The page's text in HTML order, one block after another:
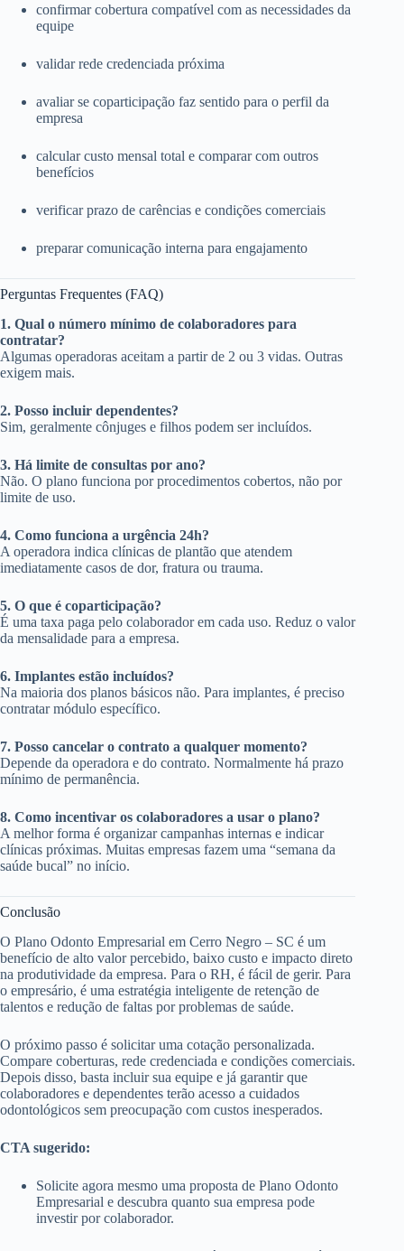
confirmar cobertura compatível com as necessidades da
equipe
validar rede credenciada próxima
avaliar se coparticipação faz sentido para o perfil da
empresa
calcular custo mensal total e comparar com outros
benefícios
verificar prazo de carências e condições comerciais
preparar comunicação interna para engajamento
Perguntas Frequentes (FAQ)
1. Qual o número mínimo de colaboradores para
contratar?
Algumas operadoras aceitam a partir de 2 ou 3 vidas. Outras
exigem mais.
2. Posso incluir dependentes?
Sim, geralmente cônjuges e filhos podem ser incluídos.
3. Há limite de consultas por ano?
Não. O plano funciona por procedimentos cobertos, não por
limite de uso.
4. Como funciona a urgência 24h?
A operadora indica clínicas de plantão que atendem
imediatamente casos de dor, fratura ou trauma.
5. O que é coparticipação?
É uma taxa paga pelo colaborador em cada uso. Reduz o valor
da mensalidade para a empresa.
6. Implantes estão incluídos?
Na maioria dos planos básicos não. Para implantes, é preciso
contratar módulo específico.
7. Posso cancelar o contrato a qualquer momento?
Depende da operadora e do contrato. Normalmente há prazo
mínimo de permanência.
8. Como incentivar os colaboradores a usar o plano?
A melhor forma é organizar campanhas internas e indicar
clínicas próximas. Muitas empresas fazem uma “semana da
saúde bucal” no início.
Conclusão
O Plano Odonto Empresarial em Cerro Negro – SC é um
benefício de alto valor percebido, baixo custo e impacto direto
na produtividade da empresa. Para o RH, é fácil de gerir. Para
o empresário, é uma estratégia inteligente de retenção de
talentos e redução de faltas por problemas de saúde.
O próximo passo é solicitar uma cotação personalizada.
Compare coberturas, rede credenciada e condições comerciais.
Depois disso, basta incluir sua equipe e já garantir que
colaboradores e dependentes terão acesso a cuidados
odontológicos sem preocupação com custos inesperados.
CTA sugerido:
Solicite agora mesmo uma proposta de Plano Odonto
Empresarial e descubra quanto sua empresa pode
investir por colaborador.